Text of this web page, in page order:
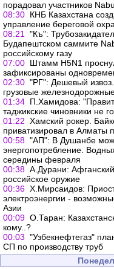
порадовал участников
08:30 КНБ Казахстана
управление береговой
08:21
"Къ":
Будапештском саммите
российскому газу
07:00 Штамм H5N1
зафиксированы
02:30 "РГ": Дешевый
грузовые
01:34 П.Хамидова:
таджикские чиновники не
01:22 Хамский рокер.
приватизировал в Алматы
00:58 "АП": В Душанбе
энергопотребление.
середины февраля
00:38 А.Дурани:
российское оружие
00:36 Х.Мирсаидов:
электроэнергии -
Азии
00:09 О.Таран:
кому..?
00:03 "Узбекнефтегаз"
СП по производству труб